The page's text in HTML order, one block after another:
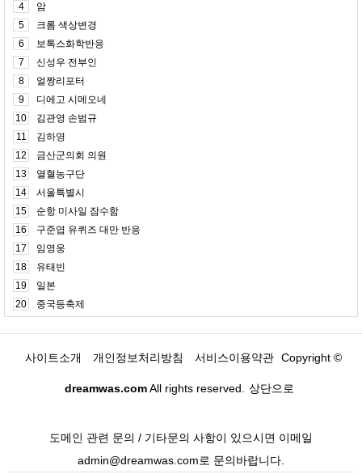
4
암
5
크롬 색상변경
6
보톡스화학반응
7
신성우 전부인
8
얼짱리포터
9
디에고 시메오네
10
김관영 손범규
11
김하영
12
금산군의회 의원
13
열혈농구단
14
서울특별시
15
순항 미사일 잠수함
16
구준엽 유퀴즈 대만 반응
17
임영웅
18
유태빈
19
일본
20
중국등축제
사이트소개 개인정보처리방침 서비스이용약관 Copyright ©
dreamwas.comAll rights reserved. 상단으로
도메인 관련 문의 / 기타문의 사항이 있으시면 이메일
admin@dreamwas.com로 문의바랍니다.